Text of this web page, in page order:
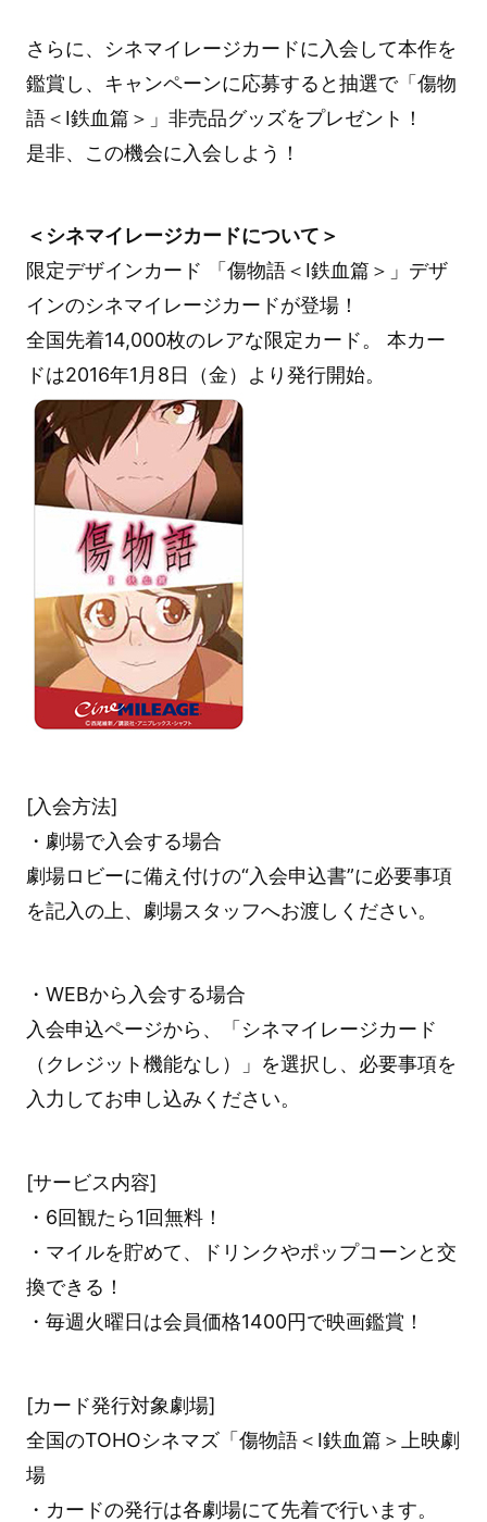
さらに、シネマイレージカードに入会して本作を
鑑賞し、キャンペーンに応募すると抽選で「傷物
語＜Ⅰ鉄血篇＞」非売品グッズをプレゼント！
是非、この機会に入会しよう！
＜シネマイレージカードについて＞
限定デザインカード 「傷物語＜Ⅰ鉄血篇＞」デザ
インのシネマイレージカードが登場！
全国先着14,000枚のレアな限定カード。 本カー
ドは2016年1月8日（金）より発行開始。
[入会方法]
・劇場で入会する場合
劇場ロビーに備え付けの“入会申込書”に必要事項
を記入の上、劇場スタッフへお渡しください。
・WEBから入会する場合
入会申込ページから、「シネマイレージカード
（クレジット機能なし）」を選択し、必要事項を
入力してお申し込みください。
[サービス内容]
・6回観たら1回無料！
・マイルを貯めて、ドリンクやポップコーンと交
換できる！
・毎週火曜日は会員価格1400円で映画鑑賞！
[カード発行対象劇場]
全国のTOHOシネマズ「傷物語＜Ⅰ鉄血篇＞上映劇
場
・カードの発行は各劇場にて先着で行います。